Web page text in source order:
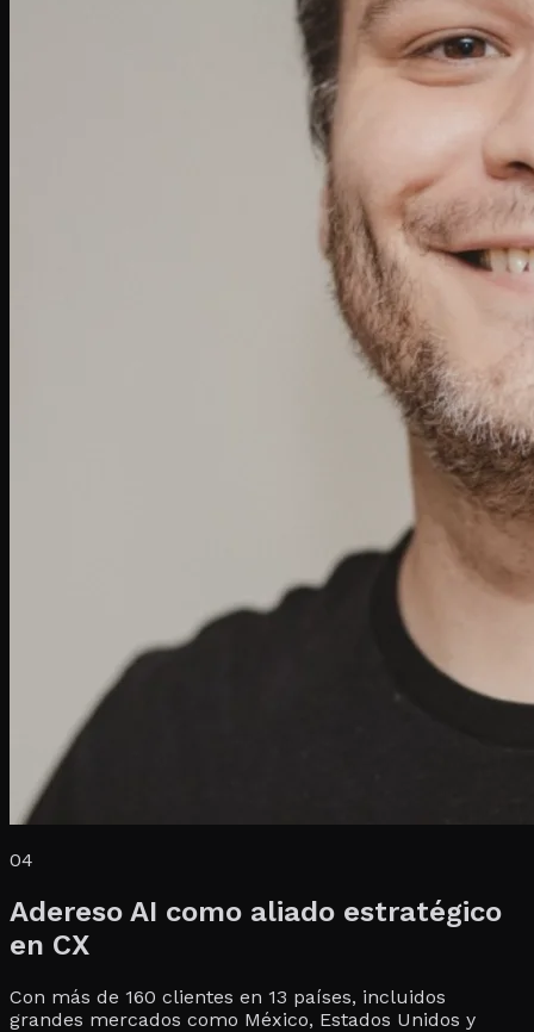
04
Adereso AI como aliado estratégico
en CX
Con más de 160 clientes en 13 países, incluidos
grandes mercados como México, Estados Unidos y